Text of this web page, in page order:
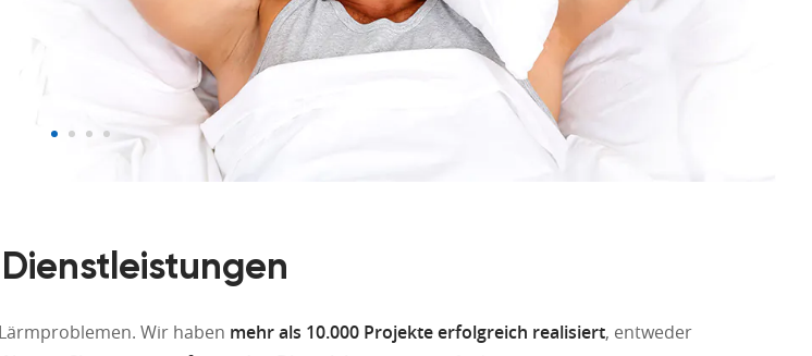
Wir haben mehr als 10.000 Projekte erfolgreich realisiert, entweder